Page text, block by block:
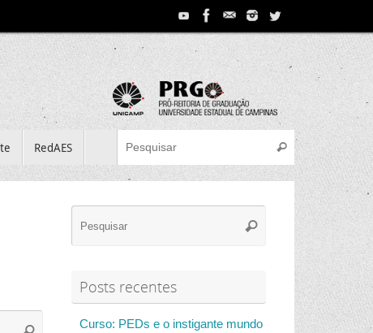
RedAES
Search for:
Pesquisar
Search
Pesquisar
Pesquisar
Posts recentes
Curso: PEDs e o instigante mundo